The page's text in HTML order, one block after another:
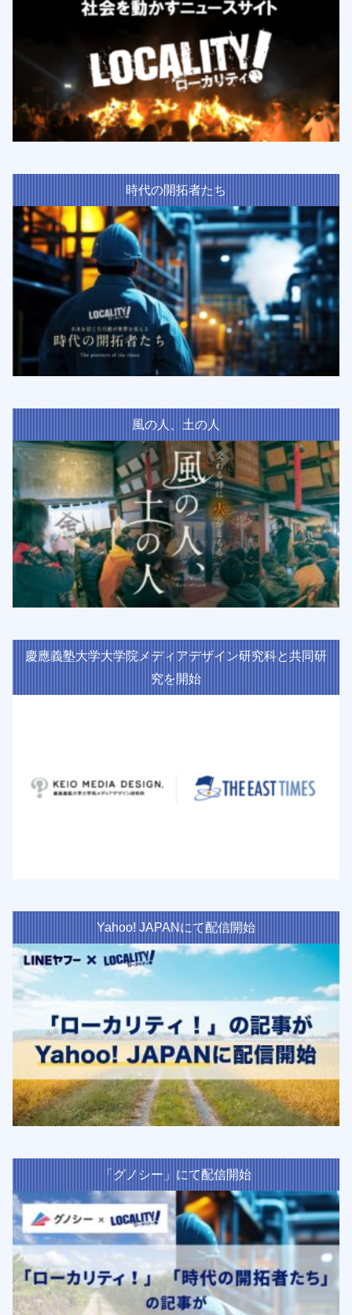
時代の開拓者たち
風の人、土の人
慶應義塾大学大学院メディアデザイン研究科と共同研
究を開始
Yahoo! JAPANにて配信開始
「グノシー」にて配信開始